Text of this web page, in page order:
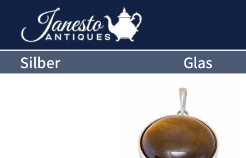
Silber Glas